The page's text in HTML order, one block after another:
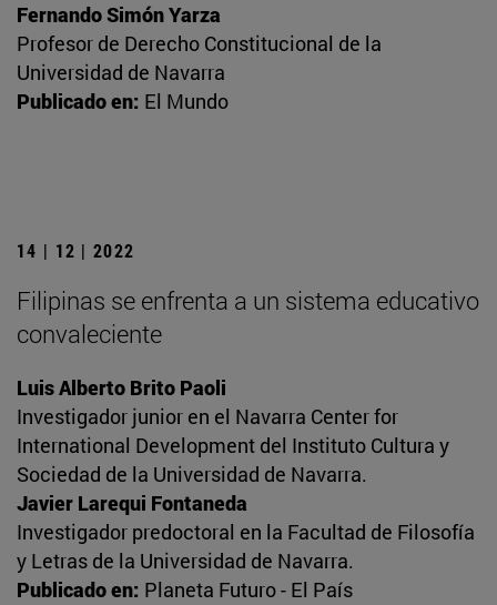
Fernando Simón Yarza
Profesor de Derecho Constitucional de la
Universidad de Navarra
Publicado en: El Mundo
14 | 12 | 2022
Filipinas se enfrenta a un sistema educativo
convaleciente
Luis Alberto Brito Paoli
Investigador junior en el Navarra Center for
International Development del Instituto Cultura y
Sociedad de la Universidad de Navarra.
Javier Larequi Fontaneda
Investigador predoctoral en la Facultad de Filosofía
y Letras de la Universidad de Navarra.
Publicado en: Planeta Futuro - El País